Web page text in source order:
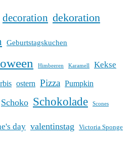
decoration dekoration
Geburtstagskuchen
Himbeeren Karamell Kekse
ostern Pizza Pumpkin
Schoko Schokolade Scones
day valentinstag Victoria Sponge